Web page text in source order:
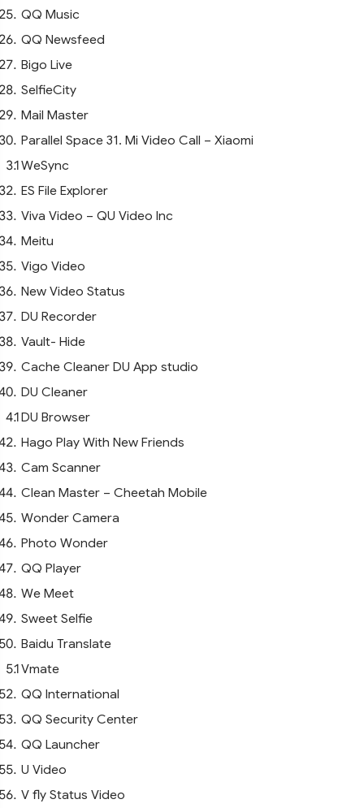
QQ Music
QQ Newsfeed
Bigo Live
SelfieCity
Mail Master
Parallel Space 31. Mi Video Call – Xiaomi
WeSync
ES File Explorer
Viva Video – QU Video Inc
Meitu
Vigo Video
New Video Status
DU Recorder
Vault- Hide
Cache Cleaner DU App studio
DU Cleaner
DU Browser
Hago Play With New Friends
Cam Scanner
Clean Master – Cheetah Mobile
Wonder Camera
Photo Wonder
QQ Player
We Meet
Sweet Selfie
Baidu Translate
Vmate
QQ International
QQ Security Center
QQ Launcher
U Video
V fly Status Video